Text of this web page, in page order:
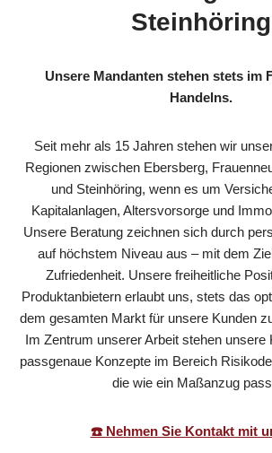
Steinhöring
Unsere Mandanten stehen stets im
Handelns.
Seit mehr als 15 Jahren stehen wir
Regionen zwischen Ebersberg,
und Steinhöring, wenn es um
Kapitalanlagen, Altersvorsorge und
Unsere Beratung zeichnen sich durch
auf höchstem Niveau aus – mit dem
Zufriedenheit. Unsere freiheitliche
Produktanbietern erlaubt uns, stets das
dem gesamten Markt für unsere Kunden
Im Zentrum unserer Arbeit stehen unsere
passgenaue Konzepte im Bereich
die wie ein Maßanzug
☎️ Nehmen Sie Kontakt mit